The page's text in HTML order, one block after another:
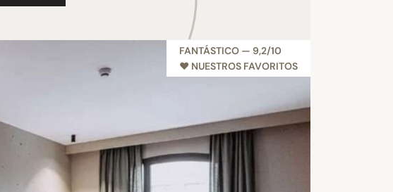
FANTÁSTICO — 9,2/10
♥︎ NUESTROS FAVORITOS